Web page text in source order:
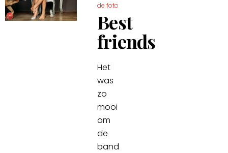
de foto
Best
friends
Het
was
zo
mooi
om
de
band